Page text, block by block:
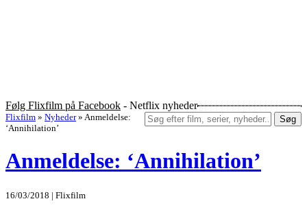
Følg Flixfilm på Facebook - Netflix nyheder
Søg
Flixfilm » Nyheder » Anmeldelse:
‘Annihilation’
Anmeldelse: ‘Annihilation’
16/03/2018 | Flixfilm